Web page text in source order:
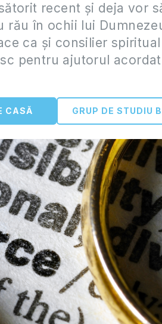
recent și deja vor
rău în ochii lui
ca și consilier
pentru ajutorul
CASĂ GRUP DE STUDIU